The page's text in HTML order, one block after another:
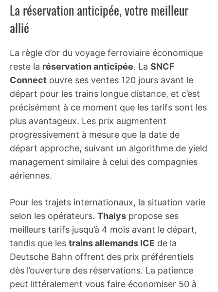
La réservation anticipée, votre meilleur
allié
La règle d’or du voyage ferroviaire économique
reste la réservation anticipée. La SNCF
Connect ouvre ses ventes 120 jours avant le
départ pour les trains longue distance, et c’est
précisément à ce moment que les tarifs sont les
plus avantageux. Les prix augmentent
progressivement à mesure que la date de
départ approche, suivant un algorithme de yield
management similaire à celui des compagnies
aériennes.
Pour les trajets internationaux, la situation varie
selon les opérateurs. Thalys propose ses
meilleurs tarifs jusqu’à 4 mois avant le départ,
tandis que les trains allemands ICE de la
Deutsche Bahn offrent des prix préférentiels
dès l’ouverture des réservations. La patience
peut littéralement vous faire économiser 50 à